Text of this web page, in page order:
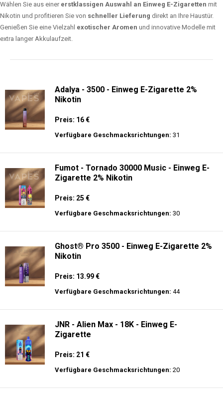
Wählen Sie aus einer erstklassigen Auswahl an Einweg E-Zigaretten mit
Nikotin und profitieren Sie von schneller Lieferung direkt an Ihre Haustür.
Genießen Sie eine Vielzahl exotischer Aromen und innovative Modelle mit
extra langer Akkulaufzeit.
Adalya - 3500 - Einweg E-Zigarette 2%
Nikotin
Preis: 16 €
Verfügbare Geschmacksrichtungen: 31
Fumot - Tornado 30000 Music - Einweg E-
Zigarette 2% Nikotin
Preis: 25 €
Verfügbare Geschmacksrichtungen: 30
Ghost® Pro 3500 - Einweg E-Zigarette 2%
Nikotin
Preis: 13.99 €
Verfügbare Geschmacksrichtungen: 44
JNR - Alien Max - 18K - Einweg E-
Zigarette
Preis: 21 €
Verfügbare Geschmacksrichtungen: 20